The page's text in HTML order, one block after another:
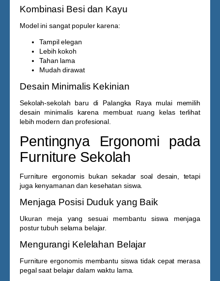
Kombinasi Besi dan Kayu
Model ini sangat populer karena:
Tampil elegan
Lebih kokoh
Tahan lama
Mudah dirawat
Desain Minimalis Kekinian
Sekolah-sekolah baru di Palangka Raya mulai memilih
desain minimalis karena membuat ruang kelas terlihat
lebih modern dan profesional.
Pentingnya Ergonomi pada
Furniture Sekolah
Furniture ergonomis bukan sekadar soal desain, tetapi
juga kenyamanan dan kesehatan siswa.
Menjaga Posisi Duduk yang Baik
Ukuran meja yang sesuai membantu siswa menjaga
postur tubuh selama belajar.
Mengurangi Kelelahan Belajar
Furniture ergonomis membantu siswa tidak cepat merasa
pegal saat belajar dalam waktu lama.